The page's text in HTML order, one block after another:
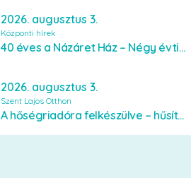
2026. augusztus 3.
Központi hírek
40 éves a Názáret Ház – Négy évtized szeretetben és gondoskodásban
2026. augusztus 3.
Szent Lajos Otthon
A hőségriadóra felkészülve – hűsítő fejlesztések a Szent Lajos Otthonban